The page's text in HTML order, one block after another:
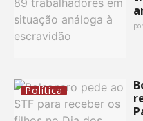
por
Política